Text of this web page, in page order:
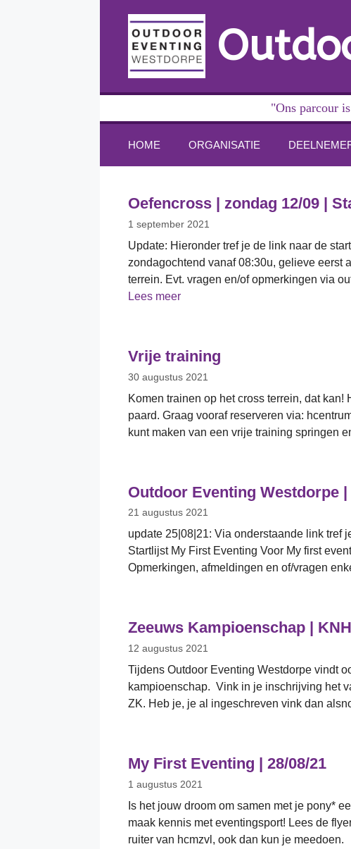
"Ons parcour
HOME ORGANISATIE
Oefencross | zondag 12/09 |
1 september 2021
Update: Hieronder tref je de link naar de
zondagochtend vanaf 08:30u, gelieve eerst
terrein. Evt. vragen en/of opmerkingen via
Lees meer
Vrije training
30 augustus 2021
Komen trainen op het cross terrein, dat
paard. Graag vooraf reserveren via:
kunt maken van een vrije training springen
Outdoor Eventing Westdorpe
21 augustus 2021
update 25|08|21: Via onderstaande link tref
Startlijst My First Eventing Voor My first
Opmerkingen, afmeldingen en of/vragen
Zeeuws Kampioenschap |
12 augustus 2021
Tijdens Outdoor Eventing Westdorpe vindt
kampioenschap. Vink in je inschrijving het
ZK. Heb je, je al ingeschreven vink dan
My First Eventing | 28/08/21
1 augustus 2021
Is het jouw droom om samen met je pony*
maak kennis met eventingsport! Lees de
ruiter van hcmzvl, ook dan kun je meedoen.